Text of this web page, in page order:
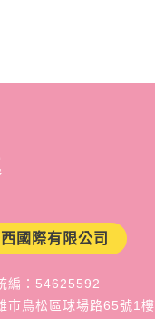
國際有限公司
編：54625592
市鳥松區球場路65號1樓